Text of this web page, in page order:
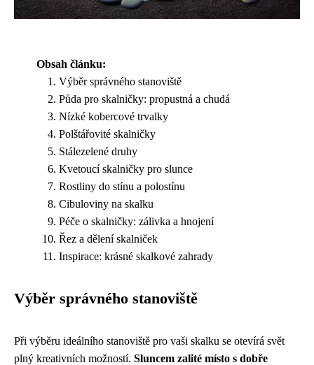
Obsah článku:
Výběr správného stanoviště
Půda pro skalničky: propustná a chudá
Nízké kobercové trvalky
Polštářovité skalničky
Stálezelené druhy
Kvetoucí skalničky pro slunce
Rostliny do stínu a polostínu
Cibuloviny na skalku
Péče o skalničky: zálivka a hnojení
Řez a dělení skalniček
Inspirace: krásné skalkové zahrady
Výběr správného stanoviště
Při výběru ideálního stanoviště pro vaši skalku se otevírá svět
plný kreativních možností. Sluncem zalité místo s dobře